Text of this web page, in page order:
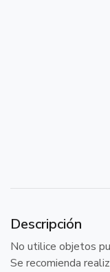
Descripción
No utilice objetos
Se recomienda